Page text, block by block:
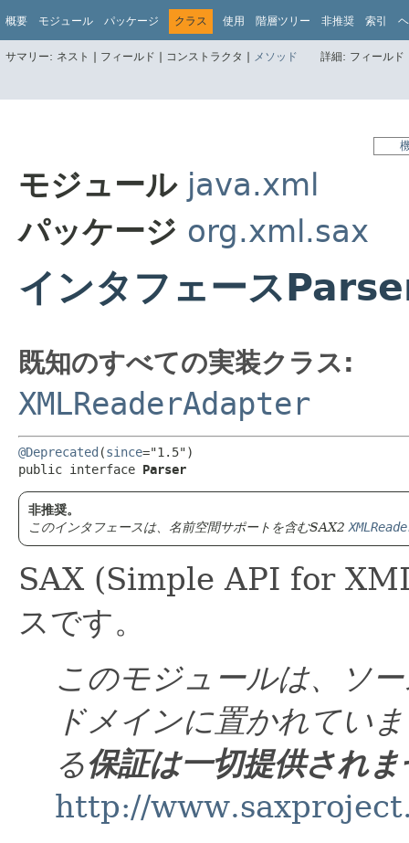
概要 モジュール パッケージ クラス 使用 階層ツリー 非推奨 索引
サマリー: ネスト | フィールド | コンストラクタ | メソッド 詳細: フィール
モジュール java.xml
パッケージ org.xml.sax
インタフェース
既知のすべての実装クラス:
XMLReaderAdapter
@Deprecated (since="1.5")
public interface Parser
非推奨。
このインタフェースは、名前空間サポートを含むSAX2
SAX (Simple API for
スです。
このモジュールは、ソ
ドメインに置かれてい
る保証は一切提供され
http://